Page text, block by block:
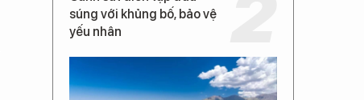
súng với khủng bố, bảo vệ
yếu nhân